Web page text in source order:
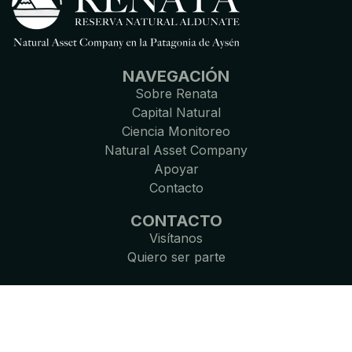
NAVEGACIÓN
Sobre Renata
Capital Natural
Ciencia Monitoreo
Natural Asset Company
Apoyar
Contacto
CONTACTO
Visítanos
Quiero ser parte